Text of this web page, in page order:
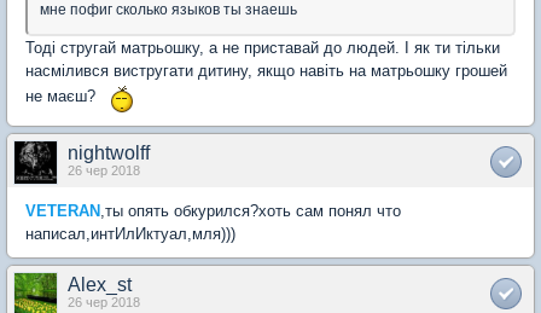
мне пофиг сколько языков ты знаешь
Тоді стругай матрьошку, а не приставай до людей. І як ти тільки
насмілився вистругати дитину, якщо навіть на матрьошку грошей
не маєш?
nightwolff
26 чер 2018
VETERAN ,ты опять обкурился?хоть сам понял что
написал,интИлИктуал,мля)))
Alex_st
26 чер 2018